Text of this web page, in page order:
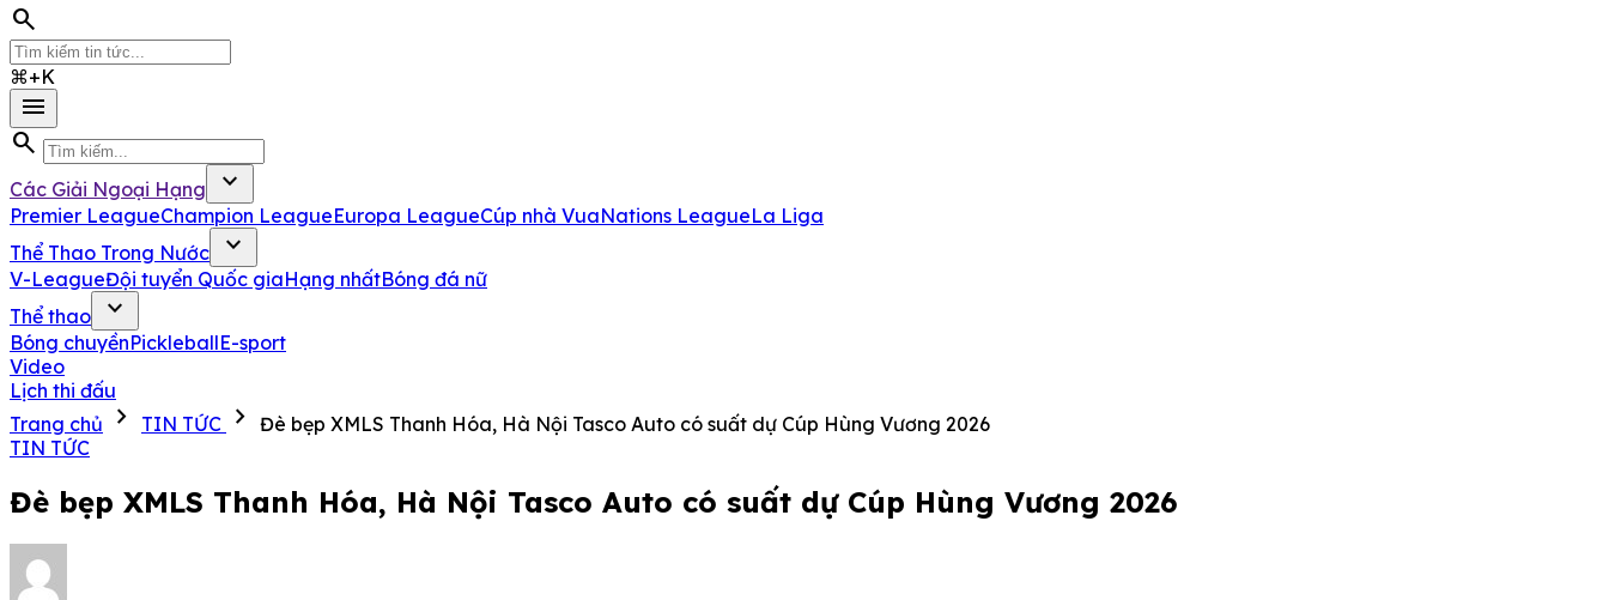
search
⌘+K
menu
search
Các Giải Ngoại Hạng expand_more
Premier LeagueChampion LeagueEuropa LeagueCúp nhà VuaNations LeagueLa Liga
Thể Thao Trong Nước
expand_more
V-LeagueĐội tuyển Quốc giaHạng nhấtBóng đá nữ
Thể thao
expand_more
Bóng chuyềnPickleballE-sport
Video
Lịch thi đấu
Trang chủ
chevron_right TIN TỨC chevron_right Đè bẹp XMLS Thanh Hóa, Hà Nội Tasco Auto có suất dự Cúp Hùng Vương 2026
TIN TỨC
Đè bẹp XMLS Thanh Hóa, Hà Nội Tasco Auto có suất dự Cúp Hùng Vương 2026